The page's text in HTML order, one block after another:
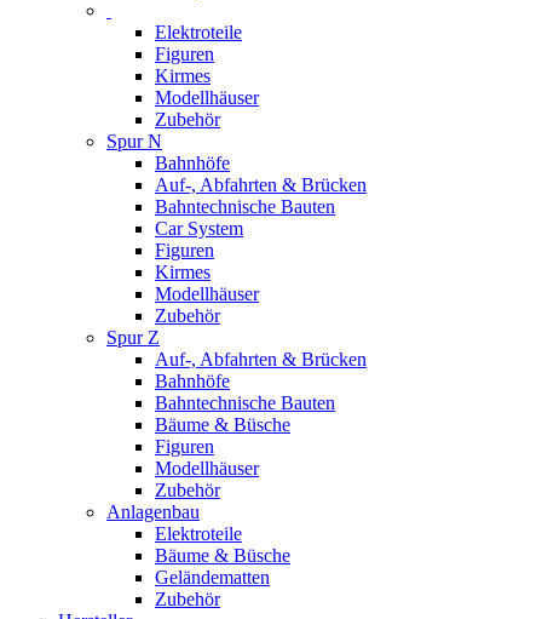
Elektroteile
Figuren
Kirmes
Modellhäuser
Zubehör
Spur N
Bahnhöfe
Auf-, Abfahrten & Brücken
Bahntechnische Bauten
Car System
Figuren
Kirmes
Modellhäuser
Zubehör
Spur Z
Auf-, Abfahrten & Brücken
Bahnhöfe
Bahntechnische Bauten
Bäume & Büsche
Figuren
Modellhäuser
Zubehör
Anlagenbau
Elektroteile
Bäume & Büsche
Geländematten
Zubehör